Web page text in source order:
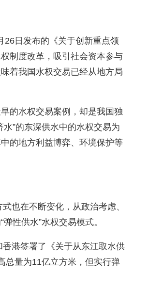
26日发布的《关于创新重点领
制度改革，吸引社会资本参与
着我国水权交易已经从地方局
的水权交易案例，却是我国独
”的东深供水中的水权交易为
的地方利益博弈、环境保护等
也在不断变化，从政治考虑、
性供水”水权交易模式。
港签署了《关于从东江取水供
总量为11亿立方米，但实行弹